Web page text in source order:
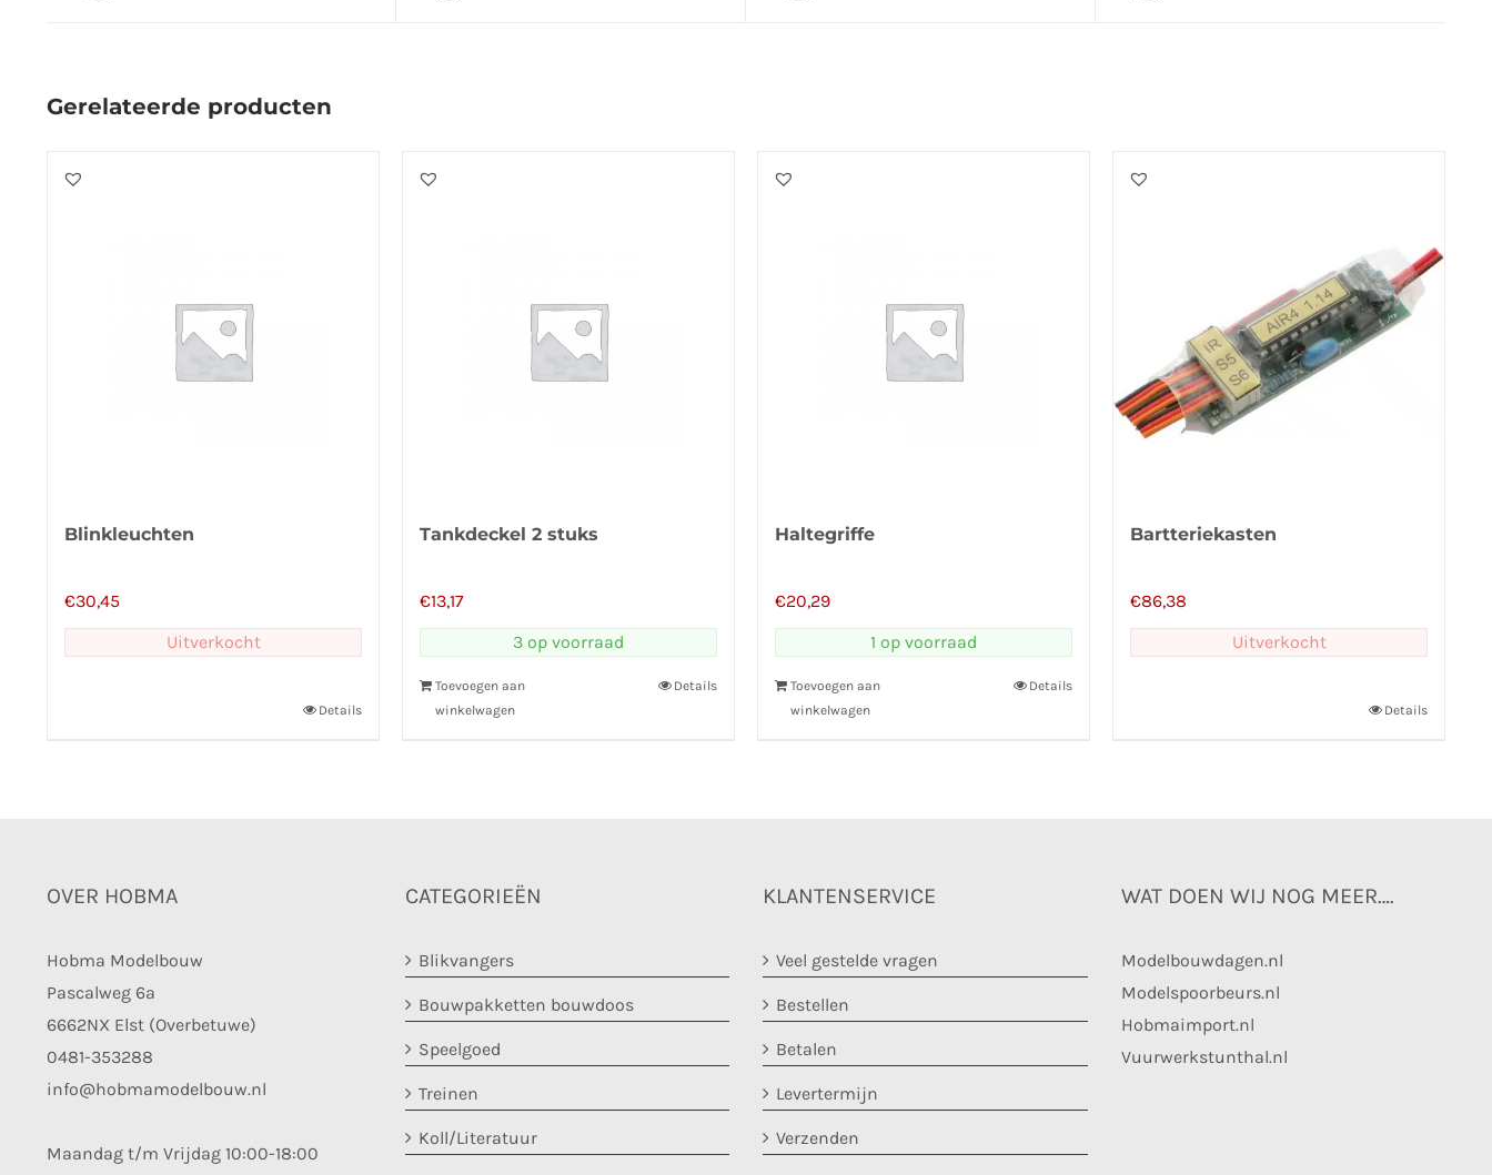
Gerelateerde producten
Blinkleuchten
€30,45
Uitverkocht
Details
Tankdeckel 2 stuks
€13,17
3 op voorraad
Toevoegen aan
winkelwagen
Details
Haltegriffe
€20,29
1 op voorraad
Toevoegen aan
winkelwagen
Details
Bartteriekasten
€86,38
Uitverkocht
Details
OVER HOBMA
Hobma Modelbouw
Pascalweg 6a
6662NX Elst (Overbetuwe)
0481-353288
info@hobmamodelbouw.nl
Maandag t/m Vrijdag 10:00-18:00
CATEGORIEËN
Blikvangers
Bouwpakketten bouwdoos
Speelgoed
Treinen
Koll/Literatuur
KLANTENSERVICE
Veel gestelde vragen
Bestellen
Betalen
Levertermijn
Verzenden
WAT DOEN WIJ NOG MEER….
Modelbouwdagen.nl
Modelspoorbeurs.nl
Hobmaimport.nl
Vuurwerkstunthal.nl